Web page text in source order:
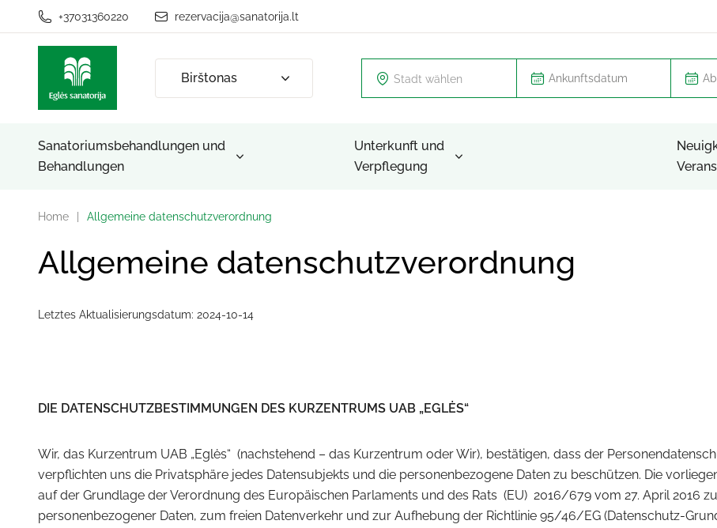
+37031360220 rezervacija@sanatorija.lt
Birštonas Stadt wählen
Sanatoriumsbehandlungen und
Behandlungen
Unterkunft und
Verpflegung
Home Allgemeine datenschutzverordnung
Allgemeine datenschutzverordnung
Letztes Aktualisierungsdatum: 2024-10-14
DIE DATENSCHUTZBESTIMMUNGEN DES KURZENTRUMS UAB „EGLĖS“
Wir, das Kurzentrum UAB „Eglės“ (nachstehend – das Kurzentrum oder Wir), bestätigen, dass der
verpflichten uns die Privatsphäre jedes Datensubjekts und die personenbezogene Daten zu beschützen. Die
auf der Grundlage der Verordnung des Europäischen Parlaments und des Rats (EU) 2016/679 vom 27. April 2016
personenbezogener Daten, zum freien Datenverkehr und zur Aufhebung der Richtlinie 95/46/EG (Datenschutz-